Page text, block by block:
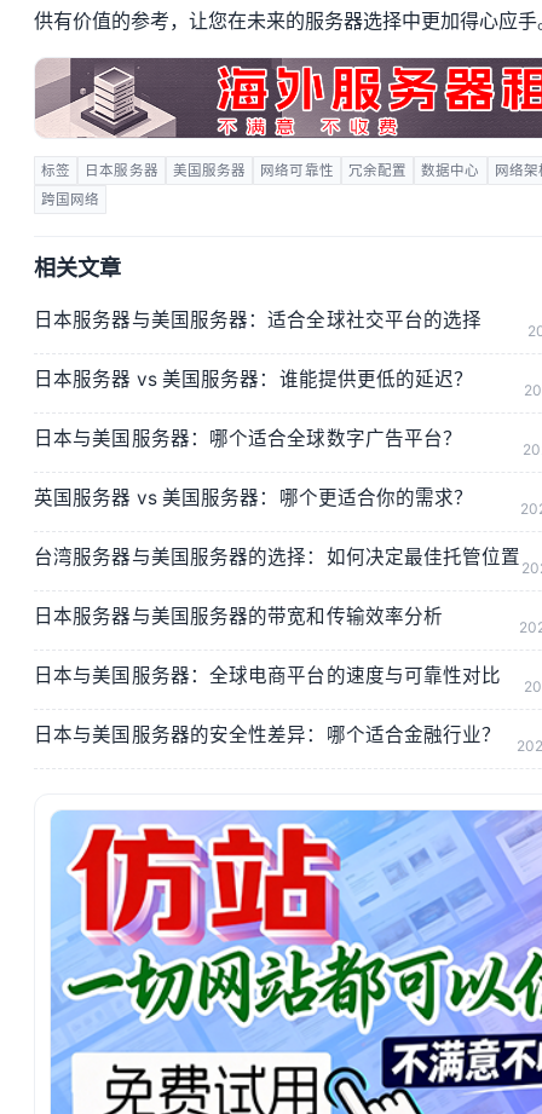
供有价值的参考，让您在未来的服务器选择中更加得心应手
标签 日本服务器 美国服务器 网络可靠性 冗余配置 数据中心
网络架
跨国网络
相关文章
日本服务器与美国服务器：适合全球社交平台的选择
日本服务器 vs 美国服务器：谁能提供更低的延迟？
日本与美国服务器：哪个适合全球数字广告平台？
英国服务器 vs 美国服务器：哪个更适合你的需求？
台湾服务器与美国服务器的选择：如何决定最佳托管位置
日本服务器与美国服务器的带宽和传输效率分析
日本与美国服务器：全球电商平台的速度与可靠性对比
日本与美国服务器的安全性差异：哪个适合金融行业？